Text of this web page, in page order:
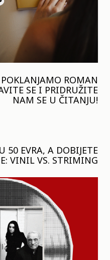
ROMAN
SE I PRIDRUŽITE
NAM SE U ČITANJU!
50 EVRA, A DOBIJETE
VINIL VS. STRIMING